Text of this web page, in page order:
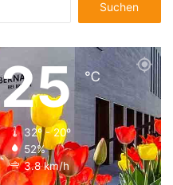
nach:
25 ℃
32º - 20º
52%
3.8 km/h